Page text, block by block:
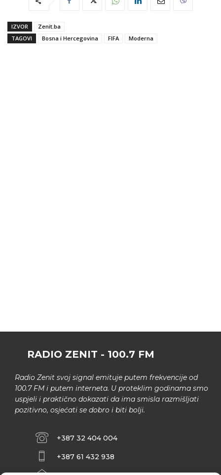
IZVOR
Zenit.ba
TAGOVI
Bosna i Hercegovina FIFA Moderna
RADIO ZENIT - 100.7 FM
Radio Zenit svoj signal emituje putem frekvencije od
100.7 FM i putem interneta. U proteklim godinama smo
uspjeli i praktično dokazati da ima smisla razmišljati
pozitivno, osjećati se dobro i biti bolji.
+387 32 404 004
+387 61 432 938